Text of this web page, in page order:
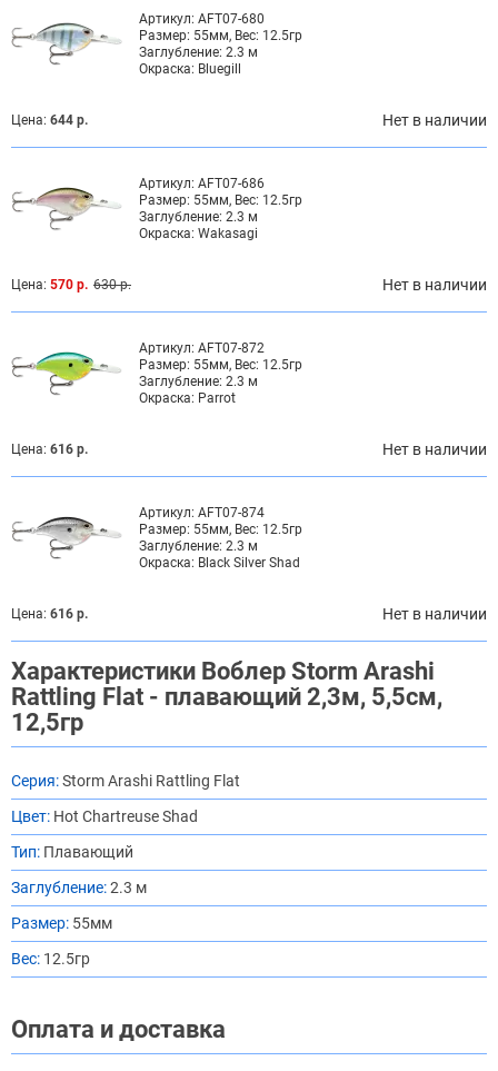
Артикул: AFT07-680
Размер: 55мм, Вес: 12.5гр
Заглубление: 2.3 м
Окраска: Bluegill
Цена: 644 р. Нет в наличии
Артикул: AFT07-686
Размер: 55мм, Вес: 12.5гр
Заглубление: 2.3 м
Окраска: Wakasagi
Цена: 570 р. 630 р. Нет в наличии
Артикул: AFT07-872
Размер: 55мм, Вес: 12.5гр
Заглубление: 2.3 м
Окраска: Parrot
Цена: 616 р. Нет в наличии
Артикул: AFT07-874
Размер: 55мм, Вес: 12.5гр
Заглубление: 2.3 м
Окраска: Black Silver Shad
Цена: 616 р. Нет в наличии
Характеристики Воблер Storm Arashi
Rattling Flat - плавающий 2,3м, 5,5см,
12,5гр
Серия:Storm Arashi Rattling Flat
Цвет: Hot Chartreuse Shad
Тип: Плавающий
Заглубление:2.3 м
Размер: 55мм
Вес: 12.5гр
Оплата и доставка